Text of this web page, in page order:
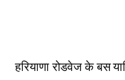
हरियाणा रोडवेज के बस